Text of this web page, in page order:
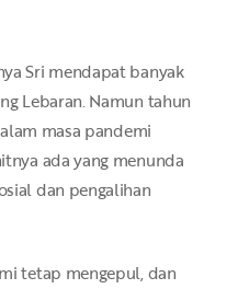
Sri mendapat banyak
Lebaran. Namun tahun
masa pandemi
ada yang menunda
dan pengalihan
tetap mengepul, dan